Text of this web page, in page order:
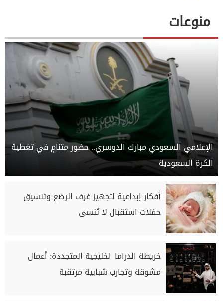
منوعات
الإعلامي السعودي مبارك الدوسري.. حضور متنامٍ في تغطية
الكرة السعودية
أفكار إبداعية لتجهيز غرف الرضع وتنسيق
حفلات استقبال لا تُنسى
خريطة الدراما الخليجية المتجددة: أعمال
مشوقة وتجارب شبابية مرتقبة